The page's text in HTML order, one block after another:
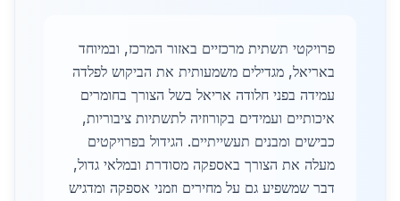
פרויקטי תשתית מרכזיים באזור המרכז, ובמיוחד
באריאל, מגדילים משמעותית את הביקוש לפלדה
עמידה בפני חלודה אריאל בשל הצורך בחומרים
איכותיים ועמידים בקורוזיה לתשתיות ציבוריות,
כבישים ומבנים תעשייתיים. הגידול בפרויקטים
מעלה את הצורך באספקה מסודרת ובמלאי גדול,
דבר שמשפיע גם על מחירים וזמני אספקה ומדגיש